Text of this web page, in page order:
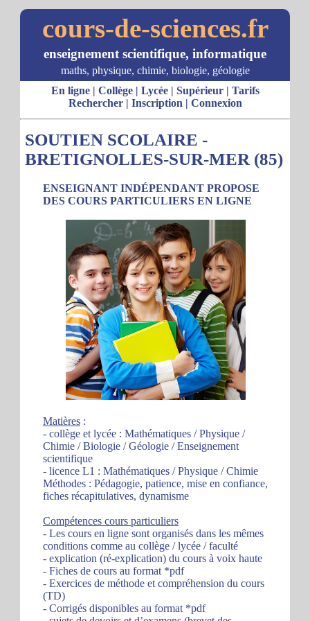
cours-de-sciences.fr
enseignement scientifique, informatique
maths, physique, chimie, biologie, géologie
En ligne| Collège| Lycée| Supérieur| Tarifs
Rechercher| Inscription | Connexion
SOUTIEN SCOLAIRE -
BRETIGNOLLES-SUR-MER (85)
ENSEIGNANT INDÉPENDANT PROPOSE
DES COURS PARTICULIERS EN LIGNE
Matières :
- collège et lycée : Mathématiques / Physique /
Chimie / Biologie / Géologie / Enseignement
scientifique
- licence L1 : Mathématiques / Physique / Chimie
Méthodes : Pédagogie, patience, mise en confiance,
fiches récapitulatives, dynamisme
Compétences cours particuliers
- Les cours en ligne sont organisés dans les mêmes
conditions comme au collège / lycée / faculté
- explication (ré-explication) du cours à voix haute
- Fiches de cours au format *pdf
- Exercices de méthode et compréhension du cours
(TD)
- Corrigés disponibles au format *pdf